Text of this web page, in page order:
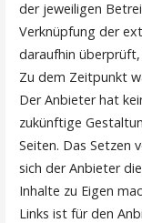
der jeweiligen
Verknüpfung der
daraufhin
Zu dem Zeitpunkt
Der Anbieter hat
zukünftige
Seiten. Das Setzen
sich der Anbieter
Inhalte zu Eigen
Links ist für den